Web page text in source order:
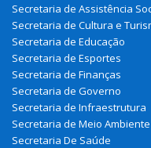
Secretaria de Assistência
Secretaria de Cultura e
Secretaria de Educação
Secretaria de Esportes
Secretaria de Finanças
Secretaria de Governo
Secretaria de Infraestrutura
Secretaria de Meio Ambiente
Secretaria De Saúde